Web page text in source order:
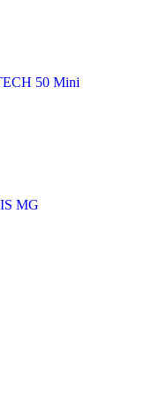
50 Mini
MG